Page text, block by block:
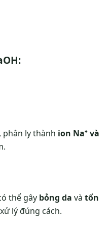
, phân ly thành ion Na⁺ và
thể gây bỏng da và tổn
lý đúng cách.